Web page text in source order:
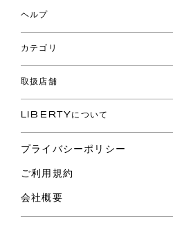
ロイヤリティプログラム
パスワード再設定
ショッピングバッグ
ヘルプ
お問い合わせ
よくあるご質問
ご利用ガイド
カテゴリ
コレクション
ファブリックス
バッグ
スカーフ
ウェア
ライフスタイル
スペシャル
取扱店舗
リバティ・ファブリックス
LIBERTYについて
プライバシーポリシー
ご利用規約
会社概要